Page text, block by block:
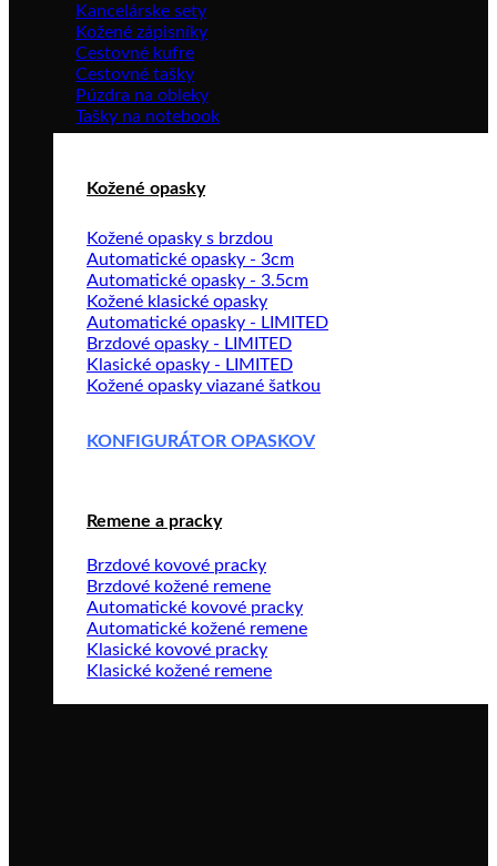
Kancelárske sety
Kožené zápisníky
Cestovné kufre
Cestovné tašky
Púzdra na obleky
Tašky na notebook
Kožené opasky
Kožené opasky s brzdou
Automatické opasky - 3cm
Automatické opasky - 3.5cm
Kožené klasické opasky
Automatické opasky - LIMITED
Brzdové opasky - LIMITED
Klasické opasky - LIMITED
Kožené opasky viazané šatkou
KONFIGURÁTOR OPASKOV
Remene a pracky
Brzdové kovové pracky
Brzdové kožené remene
Automatické kovové pracky
Automatické kožené remene
Klasické kovové pracky
Klasické kožené remene